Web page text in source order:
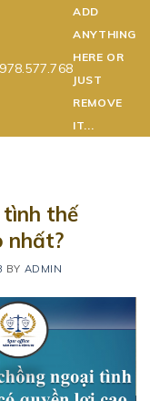
ADD
ANYTHING
HERE OR
JUST
REMOVE
IT...
tình thế
nhất?
BY ADMIN